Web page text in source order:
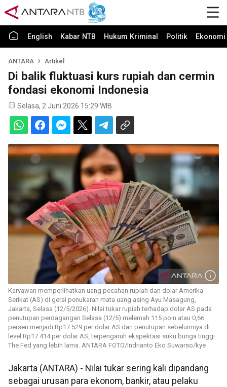
English Kabar NTB Hukum Kriminal Politik
ANTARA Artikel
Di balik fluktuasi kurs rupiah dan cermin
fondasi ekonomi Indonesia
Selasa, 2 Juni 2026 15:29 WIB
Karyawan memperlihatkan uang pecahan rupiah dan dolar Amerika
Serikat (AS) di gerai penukaran mata uang asing Ayu Masagung,
Jakarta, Selasa (12/5/2026). Nilai tukar rupiah terhadap dolar AS pada
penutupan perdagangan Selasa (12/5) melemah 115 poin atau 0,66
persen menjadi Rp17.529 per dolar AS dari penutupan sebelumnya di
level Rp17.414 per dolar AS, terpengaruh ekspektasi suku bunga tinggi
The Fed yang lebih lama. ANTARA FOTO/Indrianto Eko Suwarso/kye
Jakarta (ANTARA) - Nilai tukar sering kali dipandang
sebagai urusan para ekonom, bankir, atau pelaku